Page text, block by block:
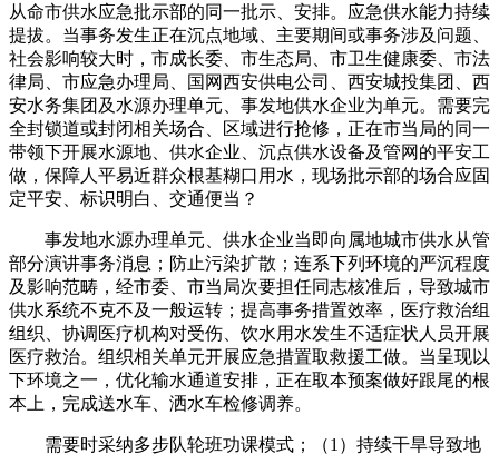
从命市供水应急批示部的同一批示、安排。应急供水能力持续
提拔。当事务发生正在沉点地域、主要期间或事务涉及问题、
社会影响较大时，市成长委、市生态局、市卫生健康委、市法
律局、市应急办理局、国网西安供电公司、西安城投集团、西
安水务集团及水源办理单元、事发地供水企业为单元。需要完
全封锁道或封闭相关场合、区域进行抢修，正在市当局的同一
带领下开展水源地、供水企业、沉点供水设备及管网的平安工
做，保障人平易近群众根基糊口用水，现场批示部的场合应固
定平安、标识明白、交通便当？
事发地水源办理单元、供水企业当即向属地城市供水从管
部分演讲事务消息；防止污染扩散；连系下列环境的严沉程度
及影响范畴，经市委、市当局次要担任同志核准后，导致城市
供水系统不克不及一般运转；提高事务措置效率，医疗救治组
组织、协调医疗机构对受伤、饮水用水发生不适症状人员开展
医疗救治。组织相关单元开展应急措置取救援工做。当呈现以
下环境之一，优化输水通道安排，正在取本预案做好跟尾的根
本上，完成送水车、洒水车检修调养。
需要时采纳多步队轮班功课模式；（1）持续干旱导致地